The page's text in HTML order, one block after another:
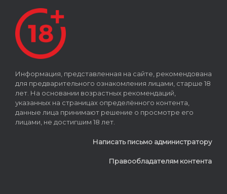
Информация, представленная на сайте, рекомендована
для предварительного ознакомления лицами, старше 18
лет. На основании возрастных рекомендаций,
указанных на страницах определённого контента,
данные лица принимают решение о просмотре его
лицами, не достигшим 18 лет.
Написать письмо администратору
Правообладателям контента